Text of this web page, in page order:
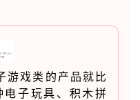
游戏类的产品就比
子玩具、积木拼